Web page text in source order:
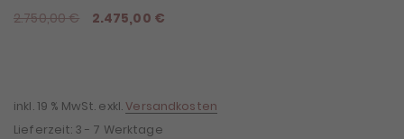
2.750,00€
Ursprünglicher
2.475,00 €Aktueller
inkl. 19 % MwSt. exkl.Versandkosten
Lieferzeit: 3 - 7 Werktage